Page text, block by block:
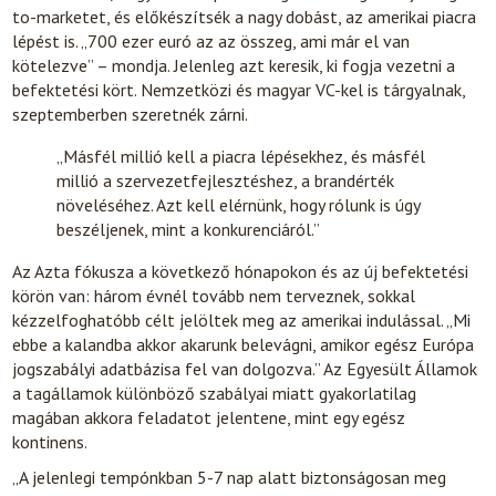
to-marketet, és előkészítsék a nagy dobást, az amerikai piacra
lépést is. „700 ezer euró az az összeg, ami már el van
kötelezve” – mondja. Jelenleg azt keresik, ki fogja vezetni a
befektetési kört. Nemzetközi és magyar VC-kel is tárgyalnak,
szeptemberben szeretnék zárni.
„Másfél millió kell a piacra lépésekhez, és másfél
millió a szervezetfejlesztéshez, a brandérték
növeléséhez. Azt kell elérnünk, hogy rólunk is úgy
beszéljenek, mint a konkurenciáról.”
Az Azta fókusza a következő hónapokon és az új befektetési
körön van: három évnél tovább nem terveznek, sokkal
kézzelfoghatóbb célt jelöltek meg az amerikai indulással. „Mi
ebbe a kalandba akkor akarunk belevágni, amikor egész Európa
jogszabályi adatbázisa fel van dolgozva.” Az Egyesült Államok
a tagállamok különböző szabályai miatt gyakorlatilag
magában akkora feladatot jelentene, mint egy egész
kontinens.
„A jelenlegi tempónkban 5-7 nap alatt biztonságosan meg